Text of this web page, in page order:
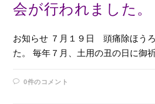
会が行われました。
お知らせ ７月１９日 頭痛除ほう
た。 毎年７月、土用の丑の日に御
0件のコメント